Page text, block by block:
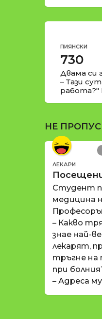
ПИЯНСКИ
730
Двама си
– Тази
работа?"
НЕ
ЛЕКАРИ
Студент
медицина
– Какво
знае най-
лекарят,
тръгне на
при
– Адреса